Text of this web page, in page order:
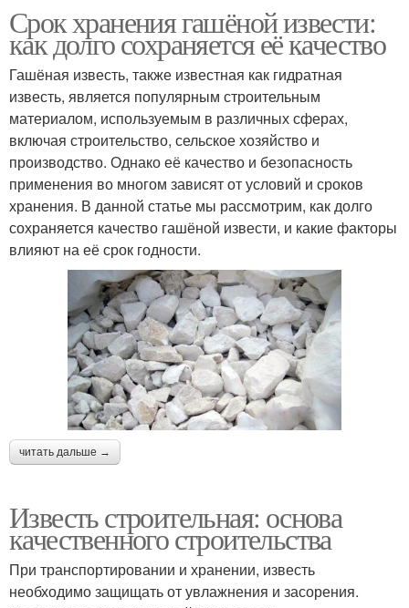
Срок хранения гашёной извести:
как долго сохраняется её качество
Гашёная известь, также известная как гидратная
известь, является популярным строительным
материалом, используемым в различных сферах,
включая строительство, сельское хозяйство и
производство. Однако её качество и безопасность
применения во многом зависят от условий и сроков
хранения. В данной статье мы рассмотрим, как долго
сохраняется качество гашёной извести, и какие факторы
влияют на её срок годности.
читать дальше →
Известь строительная: основа
качественного строительства
При транспортировании и хранении, известь
необходимо защищать от увлажнения и засорения.